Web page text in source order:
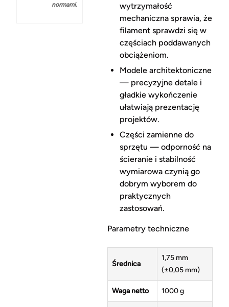
normami.
wytrzymałość
mechaniczna sprawia, że
filament sprawdzi się w
częściach poddawanych
obciążeniom.
Modele architektoniczne
— precyzyjne detale i
gładkie wykończenie
ułatwiają prezentację
projektów.
Części zamienne do
sprzętu — odporność na
ścieranie i stabilność
wymiarowa czynią go
dobrym wyborem do
praktycznych
zastosowań.
Parametry techniczne
Średnica
1,75 mm
(±0,05 mm)
Waga netto 1000 g